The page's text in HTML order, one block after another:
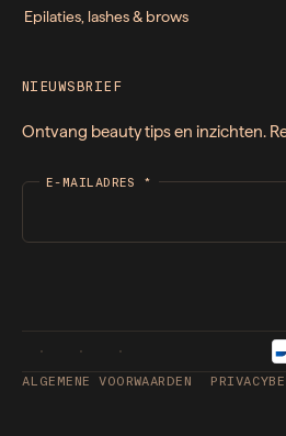
Epilaties, lashes & brows
NIEUWSBRIEF
Ontvang beauty tips en inzichten.
E-MAILADRES *
ALGEMENE VOORWAARDEN